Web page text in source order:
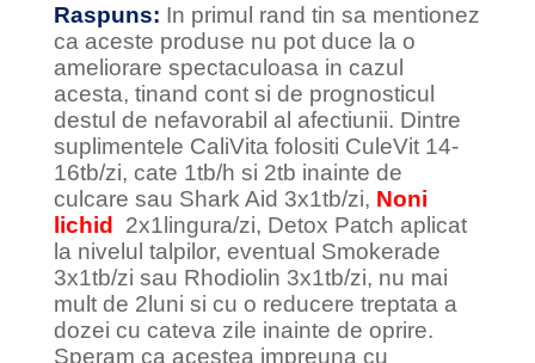
Raspuns: In primul rand tin sa mentionez
ca aceste produse nu pot duce la o
ameliorare spectaculoasa in cazul
acesta, tinand cont si de prognosticul
destul de nefavorabil al afectiunii. Dintre
suplimentele CaliVita folositi CuleVit 14-
16tb/zi, cate 1tb/h si 2tb inainte de
culcare sau Shark Aid 3x1tb/zi, Noni
lichid 2x1lingura/zi, Detox Patch aplicat
la nivelul talpilor, eventual Smokerade
3x1tb/zi sau Rhodiolin 3x1tb/zi, nu mai
mult de 2luni si cu o reducere treptata a
dozei cu cateva zile inainte de oprire.
Speram ca acestea impreuna cu